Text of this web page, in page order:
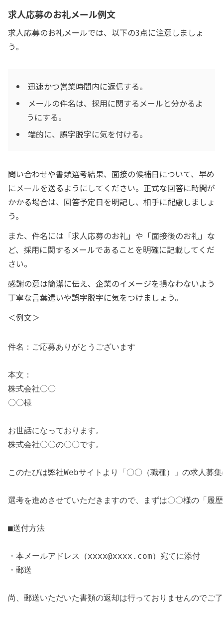
求人応募のお礼メール例文
求人応募のお礼メールでは、以下の3点に注意しましょ
う。
迅速かつ営業時間内に返信する。
メールの件名は、採用に関するメールと分かるよ
うにする。
端的に、誤字脱字に気を付ける。
問い合わせや書類選考結果、面接の候補日について、早め
にメールを送るようにしてください。正式な回答に時間が
かかる場合は、回答予定日を明記し、相手に配慮しましょ
う。
また、件名には「求人応募のお礼」や「面接後のお礼」な
ど、採用に関するメールであることを明確に記載してくだ
さい。
感謝の意は簡潔に伝え、企業のイメージを損なわないよう
丁寧な言葉遣いや誤字脱字に気をつけましょう。
＜例文＞
件名：ご応募ありがとうございます
本文：
株式会社〇〇
〇〇様
お世話になっております。
株式会社〇〇の〇〇です。
このたびは弊社Webサイトより「〇〇（職種）」の求人募
選考を進めさせていただきますので、まずは〇〇様の「履
■送付方法
・本メールアドレス（xxxx@xxxx.com）宛てに添付
・郵送
尚、郵送いただいた書類の返却は行っておりませんのでご